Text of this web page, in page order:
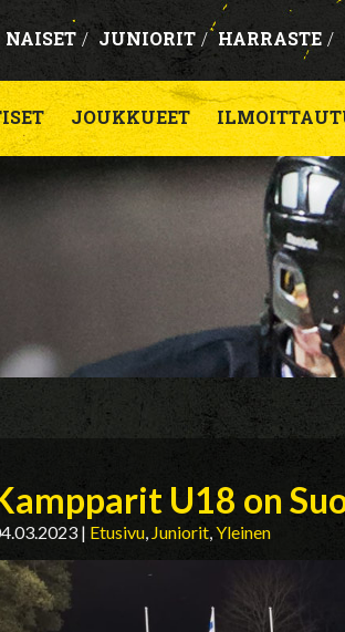
NAISET / JUNIORIT / HARRASTE /
JOUKKUEET
U18 on
| Etusivu, Juniorit,Yleinen